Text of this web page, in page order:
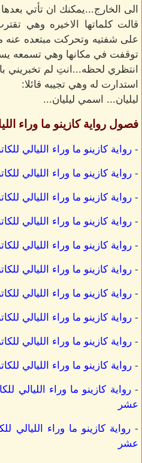
الى الخارج...يمكنك ان تأتي
قالت كلماتها الاخيره وهي
على شفتيه وتحركت مبتعده عنه
توقفت في مكانها وهي تسمعه
انتظري لحظه...انتِ لم تخبريني
استدارت له وهي تجيبه قائلا:
ليليان... اسمي ليليان...
فصول رواية كازينو ما وراء
- رواية كازينو ما وراء الليالي
- رواية كازينو ما وراء الليالي
- رواية كازينو ما وراء الليالي
- رواية كازينو ما وراء الليالي
- رواية كازينو ما وراء الليالي
- رواية كازينو ما وراء الليالي
- رواية كازينو ما وراء الليالي
- رواية كازينو ما وراء الليالي
- رواية كازينو ما وراء الليالي
- رواية كازينو ما وراء الليالي
-رواية كازينو ما وراء الليالي
عشر
-رواية كازينو ما وراء الليالي
عشر